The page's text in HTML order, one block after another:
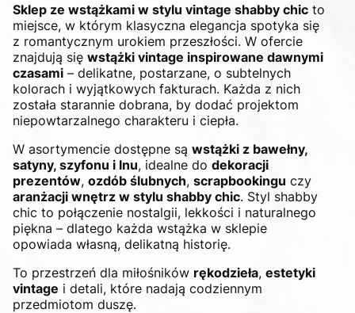
Sklep ze wstążkami w stylu vintage shabby chic to
miejsce, w którym klasyczna elegancja spotyka się
z romantycznym urokiem przeszłości. W ofercie
znajdują się wstążki vintage inspirowane dawnymi
czasami – delikatne, postarzane, o subtelnych
kolorach i wyjątkowych fakturach. Każda z nich
została starannie dobrana, by dodać projektom
niepowtarzalnego charakteru i ciepła.
W asortymencie dostępne są wstążki z bawełny,
satyny, szyfonu i lnu, idealne do dekoracji
prezentów, ozdób ślubnych, scrapbookingu czy
aranżacji wnętrz w stylu shabby chic. Styl shabby
chic to połączenie nostalgii, lekkości i naturalnego
piękna – dlatego każda wstążka w sklepie
opowiada własną, delikatną historię.
To przestrzeń dla miłośników rękodzieła, estetyki
vintage i detali, które nadają codziennym
przedmiotom duszę.